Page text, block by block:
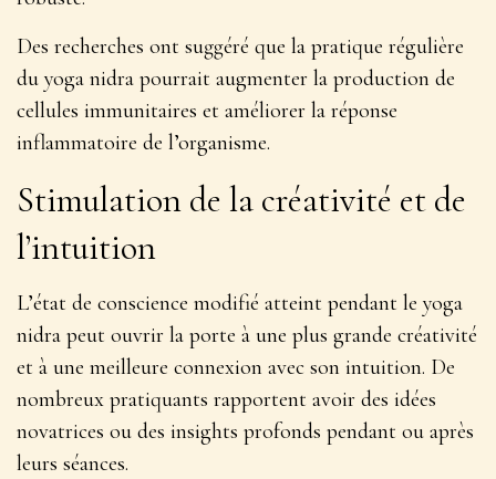
Des recherches ont suggéré que la pratique régulière
du yoga nidra pourrait augmenter la production de
cellules immunitaires et améliorer la réponse
inflammatoire de l’organisme.
Stimulation de la créativité et de
l’intuition
L’état de conscience modifié atteint pendant le yoga
nidra peut ouvrir la porte à une plus grande créativité
et à une meilleure connexion avec son intuition. De
nombreux pratiquants rapportent avoir des idées
novatrices ou des insights profonds pendant ou après
leurs séances.